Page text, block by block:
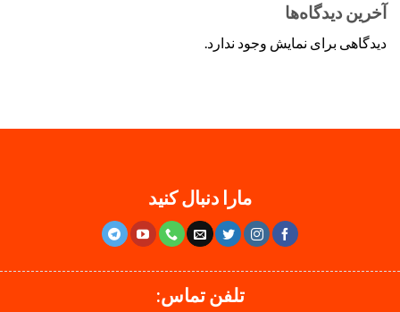
آخرین دیدگاه‌ها
دیدگاهی برای نمایش وجود ندارد.
مارا دنبال کنید
تلفن تماس: